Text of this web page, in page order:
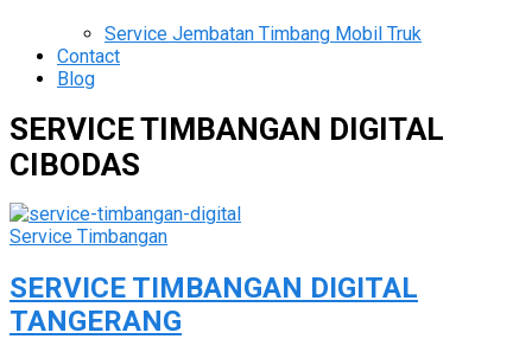
Service Jembatan Timbang Mobil Truk
Contact
Blog
SERVICE TIMBANGAN DIGITAL
CIBODAS
Service Timbangan
SERVICE TIMBANGAN DIGITAL
TANGERANG